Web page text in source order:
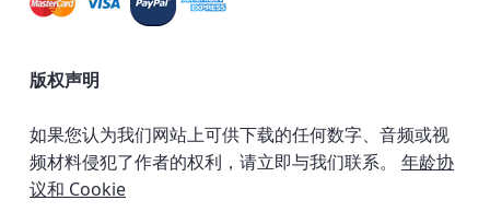
版权声明
如果您认为我们网站上可供下载的任何数字、音频或视
频材料侵犯了作者的权利，请立即与我们联系。 年龄协
议和 Cookie